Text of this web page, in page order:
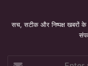
सच, सटीक और निष्पक्ष खबरों